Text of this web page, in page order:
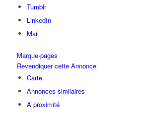
Tumblr
LinkedIn
Mail
Marque-pages
Revendiquer cette Annonce
Carte
Annonces similaires
A proximité